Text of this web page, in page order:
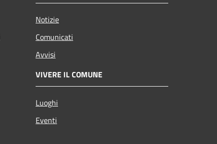
Notizie
Comunicati
Avvisi
VIVERE IL COMUNE
Luoghi
Eventi